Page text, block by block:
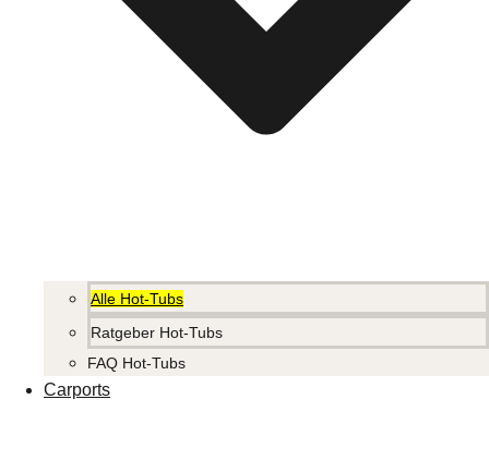
Alle Hot-Tubs
Ratgeber Hot-Tubs
FAQ Hot-Tubs
Carports